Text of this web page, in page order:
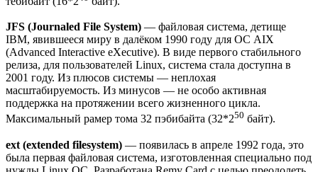
JFS (Journaled File System) — файловая система, детище
IBM, явившееся миру в далёком 1990 году для ОС AIX
(Advanced Interactive eXecutive). В виде первого стабильного
релиза, для пользователей Linux, система стала доступна в
2001 году. Из плюсов системы — неплохая
масштабируемость. Из минусов — не особо активная
поддержка на протяжении всего жизненного цикла.
Максимальный рамер тома 32 пэбибайта (32*250 байт).
ext (extended filesystem) — появилась в апреле 1992 года, это
была первая файловая система, изготовленная специально под